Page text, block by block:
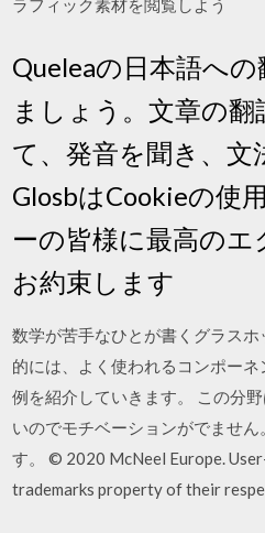
ラフィック素材を閲覧しよう
Queleaの日本語へ
ましょう。文章の翻
て、発音を聞き、文
GlosbはCookieの使
ーの皆様に最高の
お約束します
数学が苦手なひとが書くグラス
的には、よく使われるコンポー
例を紹介していきます。 この分
いのでモチベーションがでませ
す。 © 2020 McNeel Europe.
trademarks property of their